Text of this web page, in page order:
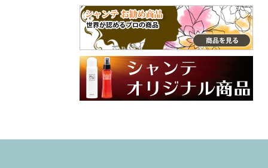
うございます♡ 大
切なご家族との毎
日にラプナットを
取り入れていただ
けてとても嬉しい
です✨ やさしい使
い心地や自然な香
りを感じていただ
けたら幸いです。
けしていきます🌼
くれます😄 普段使
ってるクリームと
違った手肌フォー
ム、是非、試して
グラム @syante.o
nline 商品サイト h
ttps://www.syante-
#プロテクトフォ